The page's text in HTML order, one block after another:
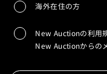
海外在住の方
New Auctionの利用
New Auctionからの